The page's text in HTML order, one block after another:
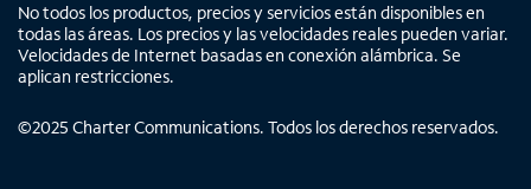
No todos los productos, precios y servicios están disponibles en
todas las áreas. Los precios y las velocidades reales pueden variar.
Velocidades de Internet basadas en conexión alámbrica. Se
aplican restricciones.
©2025 Charter Communications. Todos los derechos reservados.